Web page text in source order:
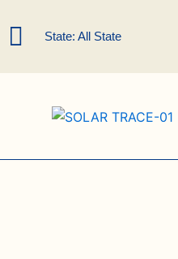
to
State: All State